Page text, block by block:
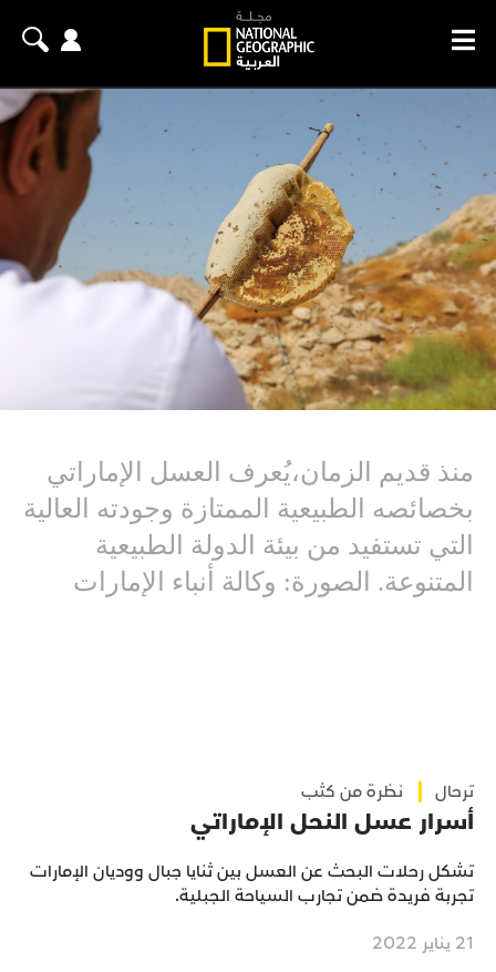
منذ قديم الزمان،يُعرف العسل الإماراتي
بخصائصه الطبيعية الممتازة وجودته العالية
التي تستفيد من بيئة الدولة الطبيعية
المتنوعة. الصورة: وكالة أنباء الإمارات
ترحال نظرة من كثب
أسرار عسل النحل الإماراتي
تشكل رحلات البحث عن العسل بين ثنايا جبال ووديان الإمارات
تجربة فريدة ضمن تجارب السياحة الجبلية.
21 يناير 2022